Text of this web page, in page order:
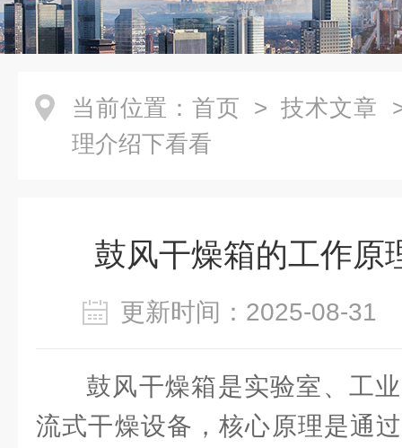
当前位置： 首页 > 技术文章
理介绍下看看
鼓风干燥箱的工作原
更新时间：2025-08-
鼓风干燥箱是实验室、工
流式干燥设备，核心原理是通